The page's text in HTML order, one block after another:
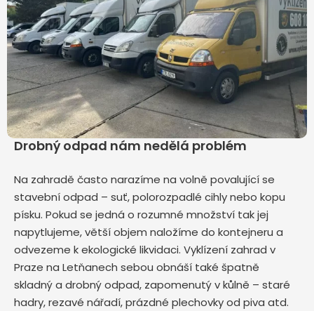
Drobný odpad nám nedělá problém
Na zahradě často narazíme na volně povalující se
stavební odpad – suť, polorozpadlé cihly nebo kopu
písku. Pokud se jedná o rozumné množství tak jej
napytlujeme, větší objem naložíme do kontejneru a
odvezeme k ekologické likvidaci. Vyklízení zahrad v
Praze na Letňanech sebou obnáší také špatně
skladný a drobný odpad, zapomenutý v kůlně – staré
hadry, rezavé nářadí, prázdné plechovky od piva atd.